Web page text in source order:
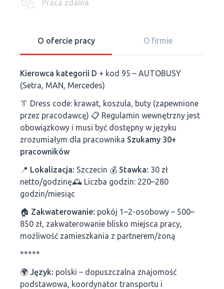
Praca zdalna
O ofercie pracy O firmie
Kierowca kategorii D + kod 95 – AUTOBUSY
(Setra, MAN, Mercedes)
👔 Dress code: krawat, koszula, buty (zapewnione
przez pracodawcę) 📋 Regulamin wewnętrzny jest
obowiązkowy i musi być dostępny w języku
zrozumiałym dla pracownika Szukamy 30+
pracowników
📍 Lokalizacja: Szczecin 💰 Stawka: 30 zł
netto/godzinę🕰 Liczba godzin: 220–280
godzin/miesiąc
🏠 Zakwaterowanie: pokój 1–2-osobowy – 500–
850 zł, zakwaterowanie blisko miejsca pracy,
możliwość zamieszkania z partnerem/żoną
*****
🌍 Język: polski – dopuszczalna znajomość
podstawowa, koordynator transportu i